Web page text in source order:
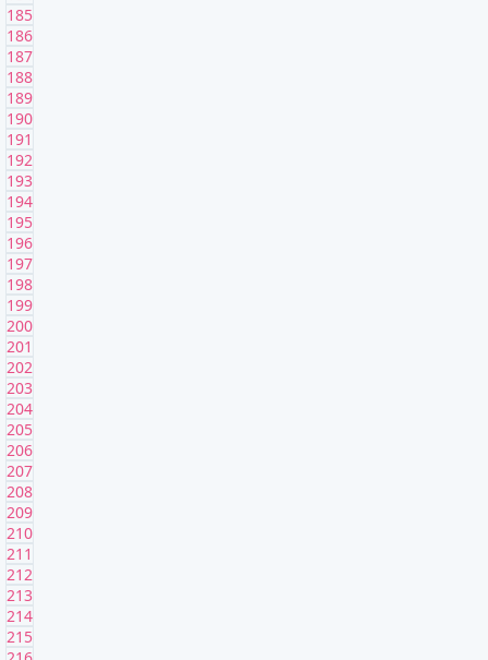
185
186
187
188
189
190
191
192
193
194
195
196
197
198
199
200
201
202
203
204
205
206
207
208
209
210
211
212
213
214
215